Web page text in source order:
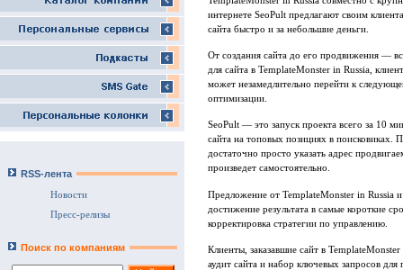
RSS-лента
Новости
Пресс-релизы
Поиск по компаниям
интернете SeoPult предлагают своим
сайта быстро и за небольшие деньги.
От создания сайта до его продвижения —
для сайта в TemplateMonster in Russia,
может незамедлительно перейти к
оптимизации.
SeoPult — это запуск проекта всего за 10
сайта на топовых позициях в поисковиках.
достаточно просто указать адрес
произведет самостоятельно.
Предложение от TemplateMonster in Russia
достижение результата в самые короткие
корректировка стратегии по управлению.
Клиенты, заказавшие сайт в
аудит сайта и набор ключевых запросов для